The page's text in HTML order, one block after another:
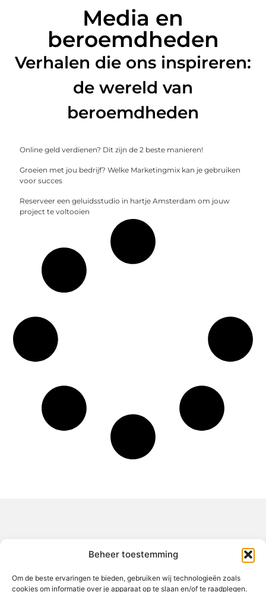
Beheer toestemming
Om de beste ervaringen te bieden, gebruiken wij technologieën zoals
cookies om informatie over je apparaat op te slaan en/of te raadplegen.
Media en
beroemdheden
Verhalen die ons inspireren:
de wereld van
beroemdheden
Online geld verdienen? Dit zijn de 2 beste manieren!
Groeien met jou bedrijf? Welke Marketingmix kan je gebruiken
voor succes
Reserveer een geluidsstudio in hartje Amsterdam om jouw
project te voltooien
Jouw gids voor inspiratie en tips uit het dagelijks leven.
Ontdek een brede verzameling blogs en artikelen die je helpen
om het meeste uit elke dag te halen, met praktische adviezen
en verrassende inzichten.